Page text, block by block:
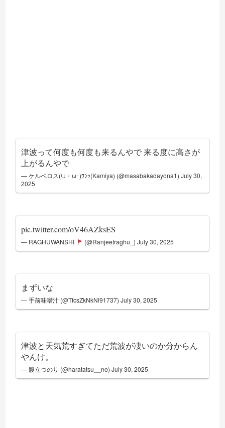
津波って何度も何度も来るんやで 来る度に高さが
上がるんやで
— ケルベロス(∪・ω･)ﾜﾝｯ(Kamiya) (@masabakadayona1)July 30,
2025
pic.twitter.com/oV46AZksES
— RAGHUWANSHI (@Ranjeetraghu_) July 30, 2025
まずいな
— 手前味噌汁 (@TfcsZkNkNl91737)July 30, 2025
津波と天気荒すぎてただ荒波が凄いのか分からん
やんけ。
— 腹立つのり (@haratatsu__no)July 30, 2025